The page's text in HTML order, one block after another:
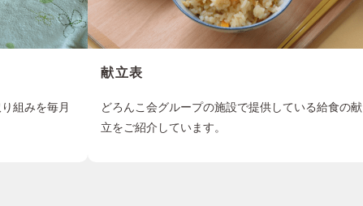
組みを毎月
献立表
どろんこ会グループの施設で提供している給食の献
立をご紹介しています。